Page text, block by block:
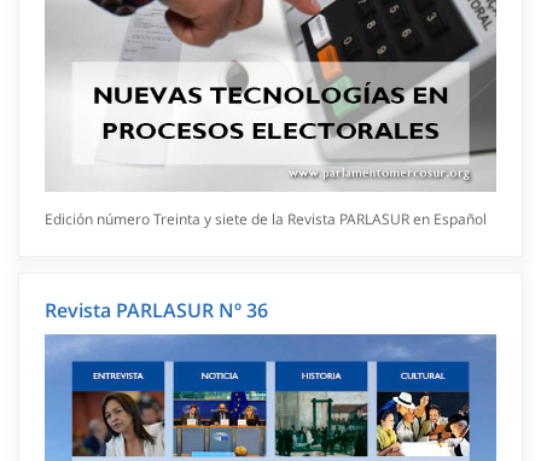
Edición número Treinta y siete de la Revista PARLASUR en Español
Revista PARLASUR Nº 36